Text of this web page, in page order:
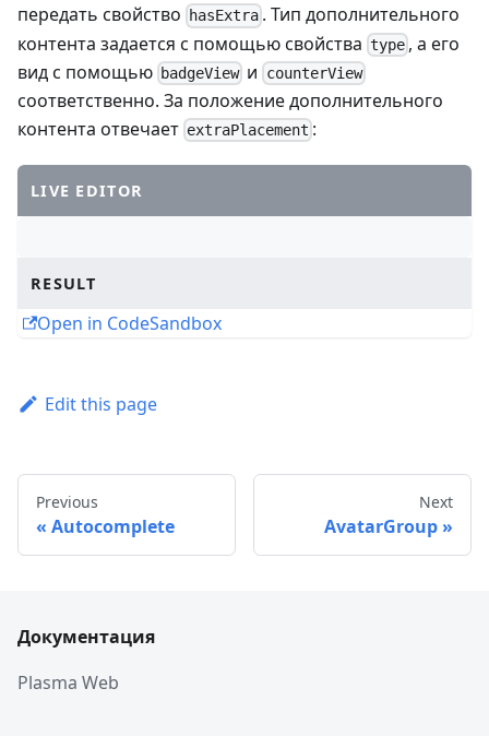
передать свойство
hasExtra . Тип дополнительного
контента задается с помощью свойства type , а его
вид с помощью badgeView и counterView
соответственно. За положение дополнительного
контента отвечает extraPlacement :
LIVE EDITOR
RESULT
Open in CodeSandbox
Edit this page
Previous
Autocomplete
Next
AvatarGroup
Документация
Plasma Web